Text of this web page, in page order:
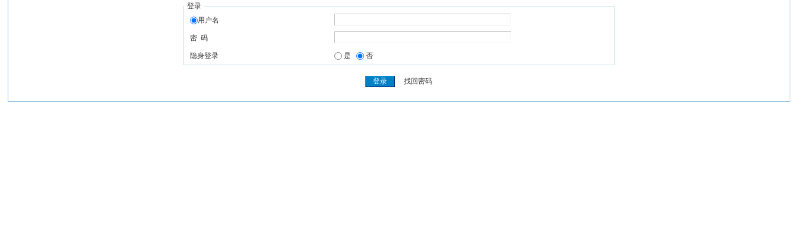
登录
用户名
密 码
隐身登录 是 否
找回密码